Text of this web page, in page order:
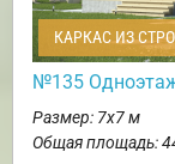
КАРКАС ИЗ
№135
Размер: 7х7 м
Общая площадь: